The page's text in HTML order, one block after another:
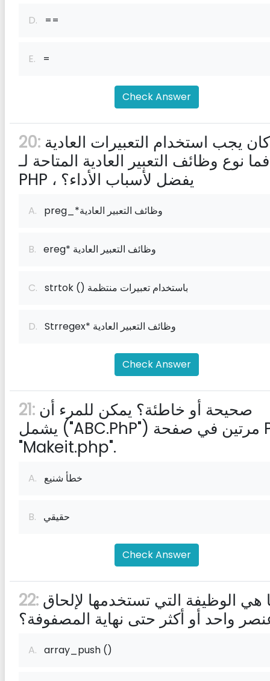
D. ==
E. =
Check Answer
20:
نوع وظائف التعبير العادية المتاحة لـ
PHP ، يفضل لأسباب الأداء؟
A. preg_*وظائف التعبير العادية
B. ereg* وظائف التعبير العادية
C. strtok () باستخدام تعبيرات منتظمة
D. Strregex* وظائف التعبير العادية
Check Answer
21:
يشمل ("ABC.PhP") مرتين في صفحة PHP
"Makeit.php".
A. خطأ شنيع
B. حقيقي
Check Answer
22:
واحد أو أكثر حتى نهاية المصفوفة؟
A. array_push ()